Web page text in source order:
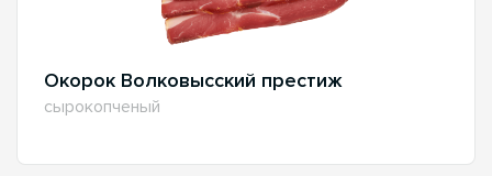
Окорок Волковысский престиж
сырокопченый